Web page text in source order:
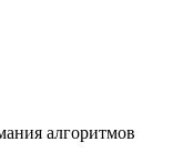
алгоритмов